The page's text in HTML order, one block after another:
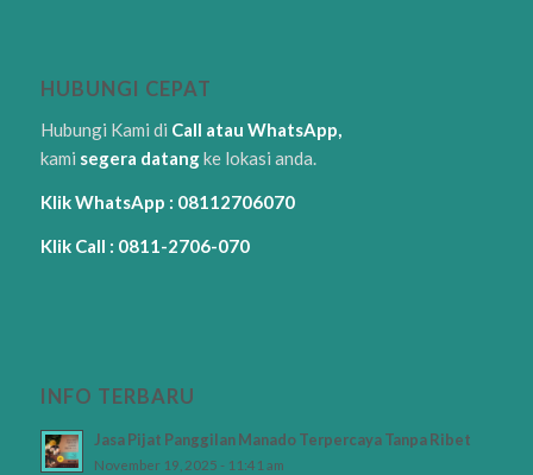
HUBUNGI CEPAT
Hubungi Kami di Call atau WhatsApp,
kami segera datangke lokasi anda.
Klik WhatsApp : 08112706070
Klik Call : 0811-2706-070
INFO TERBARU
Jasa Pijat Panggilan Manado Terpercaya Tanpa Ribet
November 19, 2025 - 11:41 am